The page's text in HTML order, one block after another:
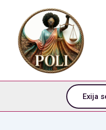
conteúdo
conteúdo
Exija